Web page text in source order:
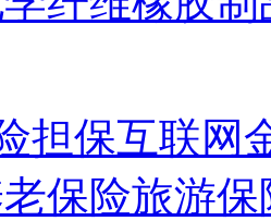
担保互联网
保险旅游保